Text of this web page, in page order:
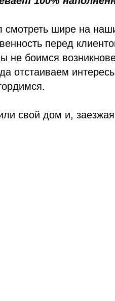
шире на
перед
не боимся
отстаиваем
свой дом и, заезжая